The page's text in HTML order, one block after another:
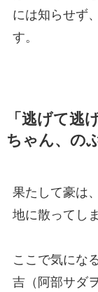
には知らせず
す。
「 逃げて逃
ちゃん、の
果たして豪は
地に散ってし
ここで気にな
吉（阿部サダ